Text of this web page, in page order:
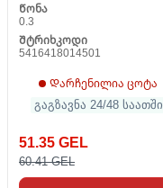
Წონა
0.3
Შტრიხკოდი
5416418014501
Დარჩენილია ცოტა
გაგზავნა 24/48 საათში
51.35 GEL
60.41 GEL